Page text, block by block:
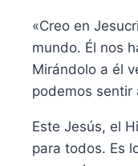
«Creo en
mundo. Él nos
Mirándolo a él
podemos sentir
Este Jesús, el
para todos. Es